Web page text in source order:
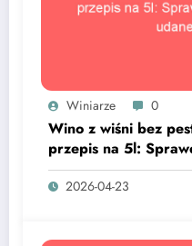
Winiarze 0
Wino z wiśni bez
przepis na 5l:
sekret udanego
2026-04-23